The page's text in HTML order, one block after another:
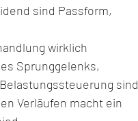
sind Passform,
wirklich
Sprunggelenks,
sind
Verläufen macht ein